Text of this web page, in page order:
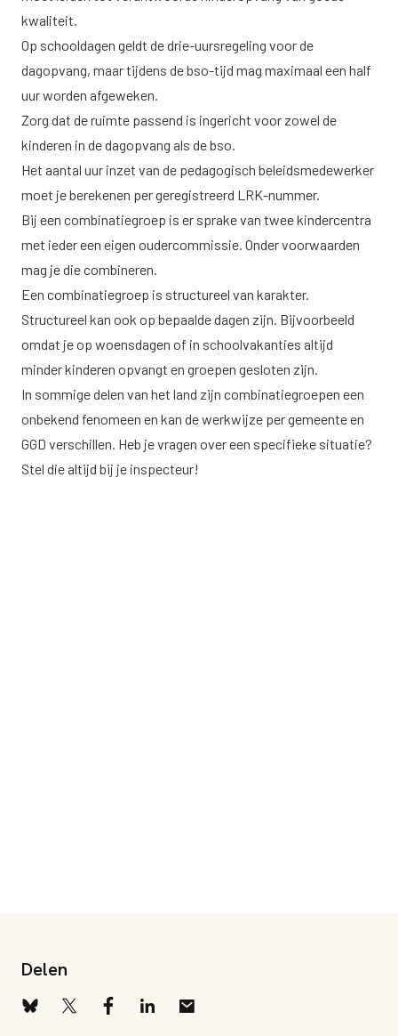
kwaliteit.
Op schooldagen geldt de drie-uursregeling voor de
dagopvang, maar tijdens de bso-tijd mag maximaal een half
uur worden afgeweken.
Zorg dat de ruimte passend is ingericht voor zowel de
kinderen in de dagopvang als de bso.
Het aantal uur inzet van de pedagogisch beleidsmedewerker
moet je berekenen per geregistreerd LRK-nummer.
Bij een combinatiegroep is er sprake van twee kindercentra
met ieder een eigen oudercommissie. Onder voorwaarden
mag je die combineren.
Een combinatiegroep is structureel van karakter.
Structureel kan ook op bepaalde dagen zijn. Bijvoorbeeld
omdat je op woensdagen of in schoolvakanties altijd
minder kinderen opvangt en groepen gesloten zijn.
In sommige delen van het land zijn combinatiegroepen een
onbekend fenomeen en kan de werkwijze per gemeente en
GGD verschillen. Heb je vragen over een specifieke situatie?
Stel die altijd bij je inspecteur!
Delen